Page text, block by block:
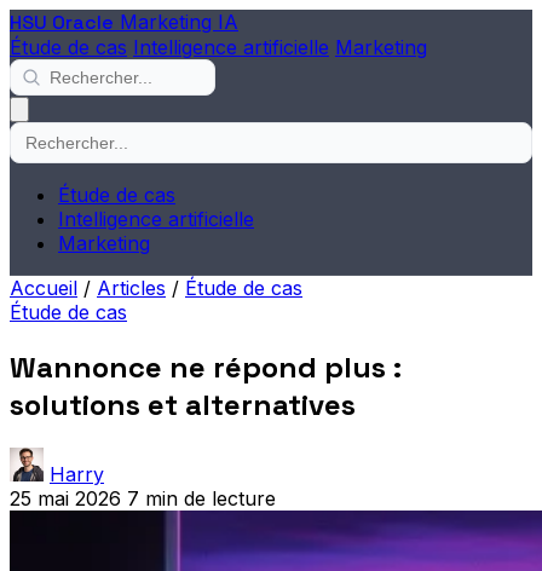
HSU Oracle Marketing IA
Étude de cas Intelligence artificielle Marketing
Étude de cas
Intelligence artificielle
Marketing
Accueil / Articles / Étude de cas
Étude de cas
Wannonce ne répond plus :
solutions et alternatives
Harry
25 mai 2026 7 min de lecture